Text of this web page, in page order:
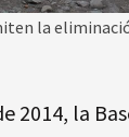
la
2014, la